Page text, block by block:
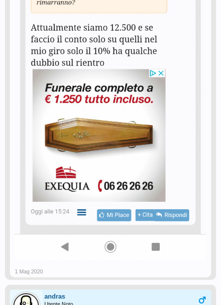
1 Mag 2020
andras